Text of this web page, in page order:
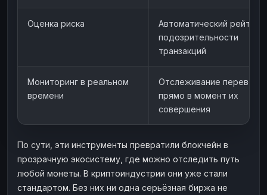
Оценка риска
Автоматический рейтинг
подозрительности
транзакций
Мониторинг в реальном
времени
Отслеживание
прямо в момент их
совершения
По сути, эти инструменты превратили блокчейн в
прозрачную экосистему, где можно отследить путь
любой монеты. В криптоиндустрии они уже стали
стандартом. Без них ни одна серьёзная биржа не